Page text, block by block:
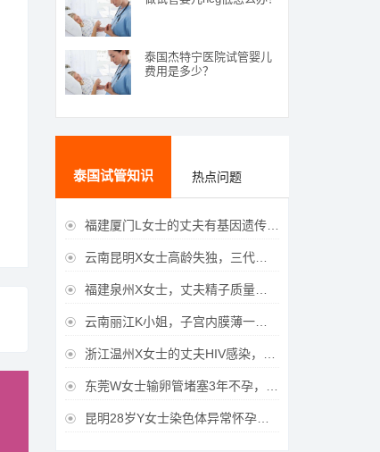
泰国杰特宁医院试管婴儿
费用是多少？
泰国试管知识 热点问题
 福建厦门L女士的丈夫有基因遗传疾病，三代试管生育健康宝宝
 云南昆明X女士高龄失独，三代试管助她重获女儿
 福建泉州X女士，丈夫精子质量差，三代试管获得男宝宝
 云南丽江K小姐，子宫内膜薄一直未孕，三代试管一次成功获得
 浙江温州X女士的丈夫HIV感染，三代试管成功获得女宝宝
 东莞W女士输卵管堵塞3年不孕，泰国三代试管喜获
 昆明28岁Y女士染色体异常怀孕难，泰国三代试管成功好孕